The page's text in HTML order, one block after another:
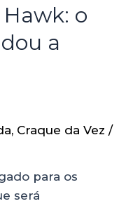
o
a
, Craque da Vez /
para os
será